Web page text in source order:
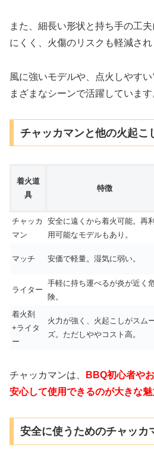
また、細長い形状と持ち手の工
にくく、火傷のリスクも軽減され
風に強いモデルや、点火しやす
まざまなシーンで活躍しています
チャッカマンと他の火起こ
着火道
具
特徴
チャッカ
マン
安全に遠くから着火可能。再
用可能なモデルもあり。
マッチ 安価で軽量。湿気に弱い。
ライター
手軽に持ち運べるが炎が近く
険。
着火剤
+ライタ
ー
火力が強く、火起こしがスム
ズ。ただしややコスト高。
チャッカマンは、
BBQ初心者や
安心して使用できるのが大きな魅
安全に使うためのチャッカ